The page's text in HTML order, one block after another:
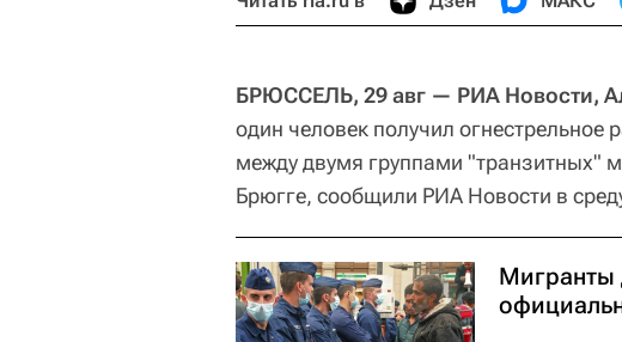
БРЮССЕЛЬ, 29 авг — РИА Новости,
один человек получил огнестрельное
между двумя группами "транзитных"
Брюгге, сообщили РИА Новости в
Мигранты